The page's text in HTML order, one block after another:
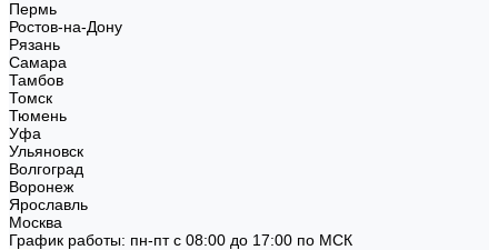
Пермь
Ростов-на-Дону
Рязань
Самара
Тамбов
Томск
Тюмень
Уфа
Ульяновск
Волгоград
Воронеж
Ярославль
Москва
График работы: пн-пт с 08:00 до 17:00 по МСК